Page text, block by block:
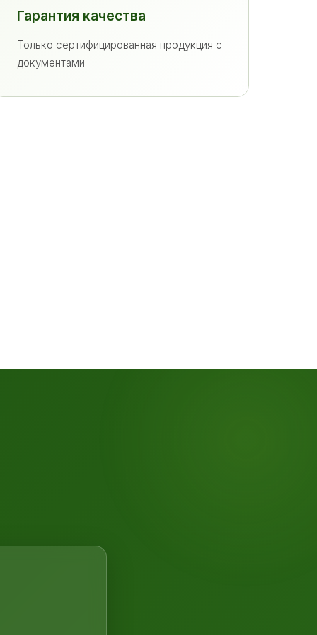
Гарантия качества
Только сертифицированная продукция с
документами